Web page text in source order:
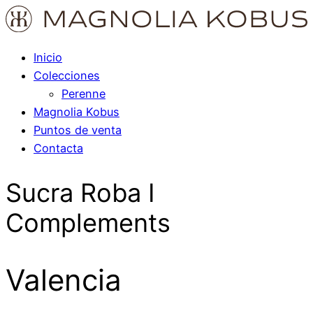
Inicio
Colecciones
Perenne
Magnolia Kobus
Puntos de venta
Contacta
Sucra Roba I
Complements
Valencia